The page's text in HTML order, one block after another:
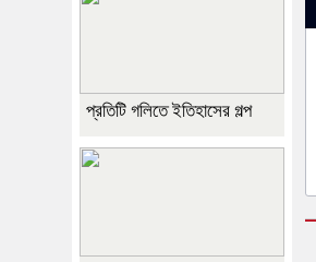
প্রতিটি গলিতে ইতিহাসের গল্প